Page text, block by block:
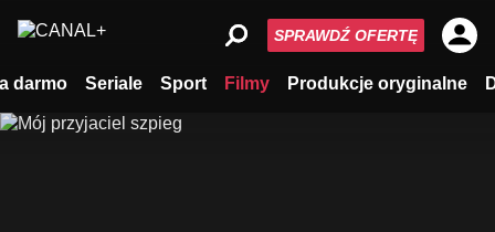
darmo Seriale Sport Filmy Produkcje oryginalne
SPRAWDŹ OFERTĘ